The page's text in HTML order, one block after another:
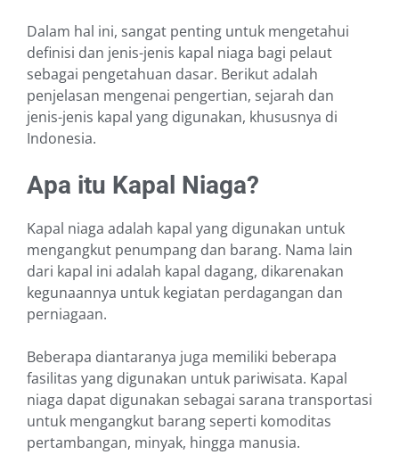
Dalam hal ini, sangat penting untuk mengetahui
definisi dan jenis-jenis kapal niaga bagi pelaut
sebagai pengetahuan dasar. Berikut adalah
penjelasan mengenai pengertian, sejarah dan
jenis-jenis kapal yang digunakan, khususnya di
Indonesia.
Apa itu Kapal Niaga?
Kapal niaga adalah kapal yang digunakan untuk
mengangkut penumpang dan barang. Nama lain
dari kapal ini adalah kapal dagang, dikarenakan
kegunaannya untuk kegiatan perdagangan dan
perniagaan.
Beberapa diantaranya juga memiliki beberapa
fasilitas yang digunakan untuk pariwisata. Kapal
niaga dapat digunakan sebagai sarana transportasi
untuk mengangkut barang seperti komoditas
pertambangan, minyak, hingga manusia.